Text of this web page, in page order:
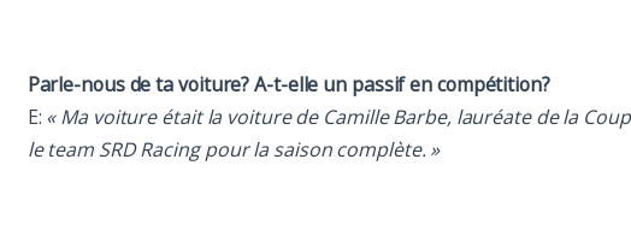
Parle-nous de ta voiture? A-t-elle un passif en compétition?
E: « Ma voiture était la voiture de Camille Barbe, lauréate de la
le team SRD Racing pour la saison complète. »